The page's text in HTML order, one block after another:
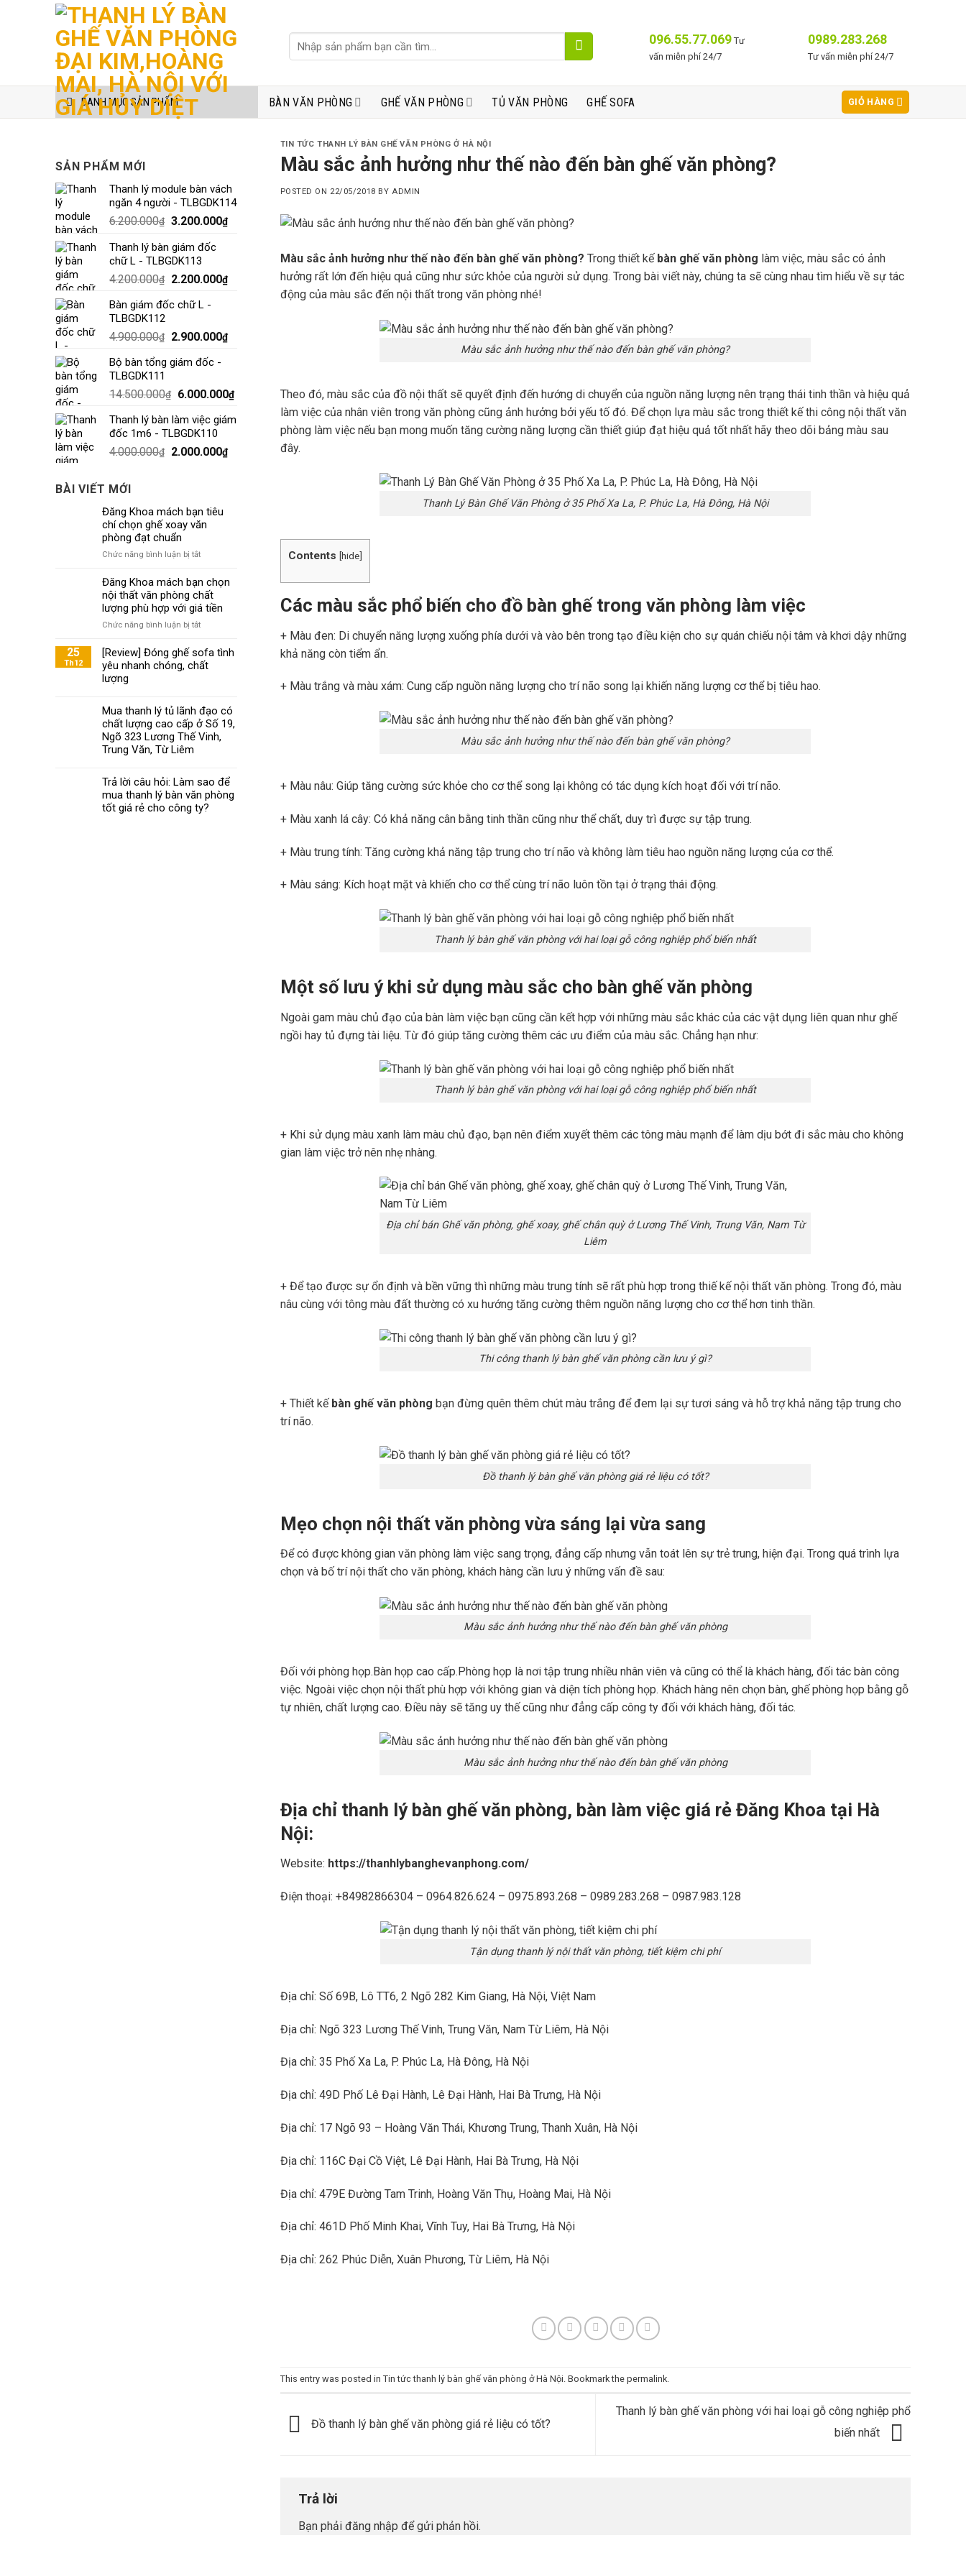
Tìm
kiếm:
096.55.77.069 Tư
vấn miễn phí 24/7
0989.283.268
Tư vấn miễn phí 24/7
DANH MỤC SẢN PHẨM BÀN VĂN PHÒNG GHẾ VĂN PHÒNG TỦ VĂN PHÒNG GHẾ SOFA GIỎ HÀNG
SẢN PHẨM MỚI
Thanh lý module bàn vách
ngăn 4 người - TLBGDK114
6.200.000₫ 3.200.000₫
Thanh lý bàn giám đốc
chữ L - TLBGDK113
4.200.000₫ 2.200.000₫
Bàn giám đốc chữ L -
TLBGDK112
4.900.000₫ 2.900.000₫
Bộ bàn tổng giám đốc -
TLBGDK111
14.500.000₫ 6.000.000₫
Thanh lý bàn làm việc giám
đốc 1m6 - TLBGDK110
4.000.000₫ 2.000.000₫
BÀI VIẾT MỚI
Đăng Khoa mách bạn tiêu
chí chọn ghế xoay văn
phòng đạt chuẩn
Chức năng bình luận bị tắtở
Khoa
mách
bạn
tiêu
chí
ghế
xoay
chuẩn
Đăng Khoa mách bạn chọn
nội thất văn phòng chất
lượng phù hợp với giá tiền
Chức năng bình luận bị tắtở
Khoa
mách
bạn
thất
văn
phòng
hợp
với
giá
25
Th12
[Review] Đóng ghế sofa tình
yêu nhanh chóng, chất
lượng
Mua thanh lý tủ lãnh đạo có
chất lượng cao cấp ở Số 19,
Ngõ 323 Lương Thế Vinh,
Trung Văn, Từ Liêm
Trả lời câu hỏi: Làm sao để
mua thanh lý bàn văn phòng
tốt giá rẻ cho công ty?
TIN TỨC THANH LÝ BÀN GHẾ VĂN PHÒNG Ở HÀ NỘI
Màu sắc ảnh hưởng như thế nào đến bàn ghế văn phòng?
POSTED ON 22/05/2018 BY ADMIN
Màu sắc ảnh hưởng như thế nào đến bàn ghế văn phòng? Trong thiết kế bàn ghế văn phòng làm việc, màu sắc có ảnh
hưởng rất lớn đến hiệu quả cũng như sức khỏe của người sử dụng. Trong bài viết này, chúng ta sẽ cùng nhau tìm hiểu về sự tác
động của màu sắc đến nội thất trong văn phòng nhé!
Màu sắc ảnh hưởng như thế nào đến bàn ghế văn phòng?
Theo đó, màu sắc của đồ nội thất sẽ quyết định đến hướng di chuyển của nguồn năng lượng nên trạng thái tinh thần và hiệu quả
làm việc của nhân viên trong văn phòng cũng ảnh hưởng bởi yếu tố đó. Để chọn lựa màu sắc trong thiết kế thi công nội thất văn
phòng làm việc nếu bạn mong muốn tăng cường năng lượng cần thiết giúp đạt hiệu quả tốt nhất hãy theo dõi bảng màu sau
đây.
Thanh Lý Bàn Ghế Văn Phòng ở 35 Phố Xa La, P. Phúc La, Hà Đông, Hà Nội
Contents [hide]
Các màu sắc phổ biến cho đồ bàn ghế trong văn phòng làm việc
+ Màu đen: Di chuyển năng lượng xuống phía dưới và vào bên trong tạo điều kiện cho sự quán chiếu nội tâm và khơi dậy những
khả năng còn tiểm ẩn.
+ Màu trắng và màu xám: Cung cấp nguồn năng lượng cho trí não song lại khiến năng lượng cơ thể bị tiêu hao.
Màu sắc ảnh hưởng như thế nào đến bàn ghế văn phòng?
+ Màu nâu: Giúp tăng cường sức khỏe cho cơ thể song lại không có tác dụng kích hoạt đối với trí não.
+ Màu xanh lá cây: Có khả năng cân bằng tinh thần cũng như thể chất, duy trì được sự tập trung.
+ Màu trung tính: Tăng cường khả năng tập trung cho trí não và không làm tiêu hao nguồn năng lượng của cơ thể.
+ Màu sáng: Kích hoạt mặt và khiến cho cơ thể cùng trí não luôn tồn tại ở trạng thái động.
Thanh lý bàn ghế văn phòng với hai loại gỗ công nghiệp phổ biến nhất
Một số lưu ý khi sử dụng màu sắc cho bàn ghế văn phòng
Ngoài gam màu chủ đạo của bàn làm việc bạn cũng cần kết hợp với những màu sắc khác của các vật dụng liên quan như ghế
ngồi hay tủ đựng tài liệu. Từ đó giúp tăng cường thêm các ưu điểm của màu sắc. Chẳng hạn như:
Thanh lý bàn ghế văn phòng với hai loại gỗ công nghiệp phổ biến nhất
+ Khi sử dụng màu xanh làm màu chủ đạo, bạn nên điểm xuyết thêm các tông màu mạnh để làm dịu bớt đi sắc màu cho không
gian làm việc trở nên nhẹ nhàng.
Địa chỉ bán Ghế văn phòng, ghế xoay, ghế chân quỳ ở Lương Thế Vinh, Trung Văn, Nam Từ
Liêm
+ Để tạo được sự ổn định và bền vững thì những màu trung tính sẽ rất phù hợp trong thiế kế nội thất văn phòng. Trong đó, màu
nâu cùng với tông màu đất thường có xu hướng tăng cường thêm nguồn năng lượng cho cơ thể hơn tinh thần.
Thi công thanh lý bàn ghế văn phòng cần lưu ý gì?
+ Thiết kế bàn ghế văn phòng bạn đừng quên thêm chút màu trắng để đem lại sự tươi sáng và hỗ trợ khả năng tập trung cho
trí não.
Đồ thanh lý bàn ghế văn phòng giá rẻ liệu có tốt?
Mẹo chọn nội thất văn phòng vừa sáng lại vừa sang
Để có được không gian văn phòng làm việc sang trọng, đẳng cấp nhưng vẫn toát lên sự trẻ trung, hiện đại. Trong quá trình lựa
chọn và bố trí nội thất cho văn phòng, khách hàng cần lưu ý những vấn đề sau:
Màu sắc ảnh hưởng như thế nào đến bàn ghế văn phòng
Đối với phòng họp.Bàn họp cao cấp.Phòng họp là nơi tập trung nhiều nhân viên và cũng có thể là khách hàng, đối tác bàn công
việc. Ngoài việc chọn nội thất phù hợp với không gian và diện tích phòng họp. Khách hàng nên chọn bàn, ghế phòng họp bằng gỗ
tự nhiên, chất lượng cao. Điều này sẽ tăng uy thế cũng như đẳng cấp công ty đối với khách hàng, đối tác.
Màu sắc ảnh hưởng như thế nào đến bàn ghế văn phòng
Địa chỉ thanh lý bàn ghế văn phòng, bàn làm việc giá rẻ Đăng Khoa tại Hà
Nội:
Website: https://thanhlybanghevanphong.com/
Điện thoại: +84982866304 – 0964.826.624 – 0975.893.268 – 0989.283.268 – 0987.983.128
Tận dụng thanh lý nội thất văn phòng, tiết kiệm chi phí
Địa chỉ: Số 69B, Lô TT6, 2 Ngõ 282 Kim Giang, Hà Nội, Việt Nam
Địa chỉ: Ngõ 323 Lương Thế Vinh, Trung Văn, Nam Từ Liêm, Hà Nội
Địa chỉ: 35 Phố Xa La, P. Phúc La, Hà Đông, Hà Nội
Địa chỉ: 49D Phố Lê Đại Hành, Lê Đại Hành, Hai Bà Trưng, Hà Nội
Địa chỉ: 17 Ngõ 93 – Hoàng Văn Thái, Khương Trung, Thanh Xuân, Hà Nội
Địa chỉ: 116C Đại Cồ Việt, Lê Đại Hành, Hai Bà Trưng, Hà Nội
Địa chỉ: 479E Đường Tam Trinh, Hoàng Văn Thụ, Hoàng Mai, Hà Nội
Địa chỉ: 461D Phố Minh Khai, Vĩnh Tuy, Hai Bà Trưng, Hà Nội
Địa chỉ: 262 Phúc Diễn, Xuân Phương, Từ Liêm, Hà Nội
This entry was posted in Tin tức thanh lý bàn ghế văn phòng ở Hà Nội. Bookmark the permalink.
Đồ thanh lý bàn ghế văn phòng giá rẻ liệu có tốt?
Thanh lý bàn ghế văn phòng với hai loại gỗ công nghiệp phổ
biến nhất
Trả lời
Bạn phải đăng nhập để gửi phản hồi.